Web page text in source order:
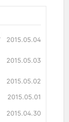
2015.05.04
2015.05.03
2015.05.02
2015.05.01
2015.04.30